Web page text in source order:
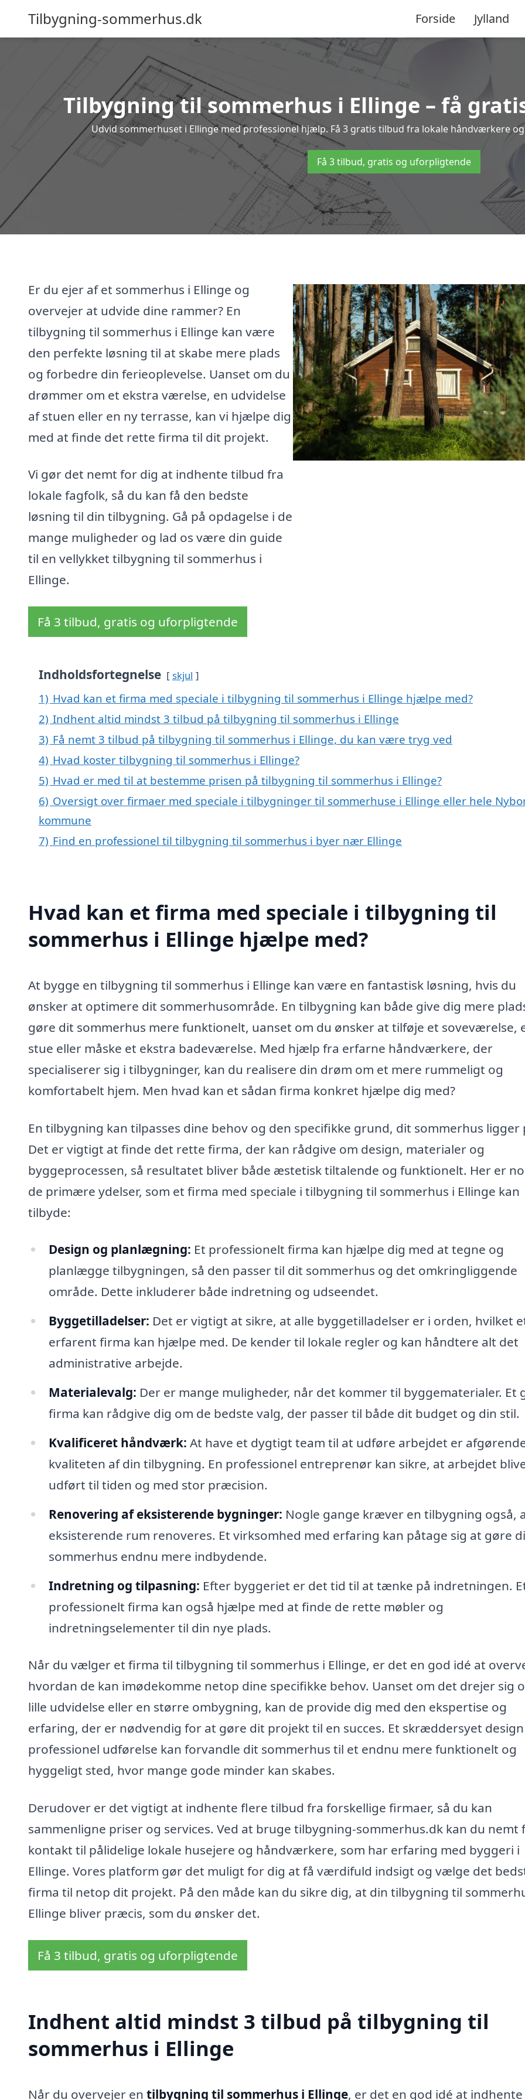
Tilbygning-sommerhus.dk Forside Jylland
Tilbygning til sommerhus i Ellinge – få
Udvid sommerhuset i Ellinge med professionel hjælp. Få 3 gratis tilbud fra lokale håndværkere
Få 3 tilbud, gratis og uforpligtende
Er du ejer af et sommerhus i Ellinge og
overvejer at udvide dine rammer? En
tilbygning til sommerhus i Ellinge kan være
den perfekte løsning til at skabe mere plads
og forbedre din ferieoplevelse. Uanset om du
drømmer om et ekstra værelse, en udvidelse
af stuen eller en ny terrasse, kan vi hjælpe dig
med at finde det rette firma til dit projekt.
Vi gør det nemt for dig at indhente tilbud fra
lokale fagfolk, så du kan få den bedste
løsning til din tilbygning. Gå på opdagelse i de
mange muligheder og lad os være din guide
til en vellykket tilbygning til sommerhus i
Ellinge.
Få 3 tilbud, gratis og uforpligtende
Indholdsfortegnelse skjul
1) Hvad kan et firma med speciale i tilbygning til sommerhus i Ellinge hjælpe med?
2) Indhent altid mindst 3 tilbud på tilbygning til sommerhus i Ellinge
3) Få nemt 3 tilbud på tilbygning til sommerhus i Ellinge, du kan være tryg ved
4) Hvad koster tilbygning til sommerhus i Ellinge?
5) Hvad er med til at bestemme prisen på tilbygning til sommerhus i Ellinge?
6) Oversigt over firmaer med speciale i tilbygninger til sommerhuse i Ellinge eller hele
kommune
7) Find en professionel til tilbygning til sommerhus i byer nær Ellinge
Hvad kan et firma med speciale i tilbygning til
sommerhus i Ellinge hjælpe med?
At bygge en tilbygning til sommerhus i Ellinge kan være en fantastisk løsning, hvis du
ønsker at optimere dit sommerhusområde. En tilbygning kan både give dig mere
gøre dit sommerhus mere funktionelt, uanset om du ønsker at tilføje et soveværelse,
stue eller måske et ekstra badeværelse. Med hjælp fra erfarne håndværkere, der
specialiserer sig i tilbygninger, kan du realisere din drøm om et mere rummeligt og
komfortabelt hjem. Men hvad kan et sådan firma konkret hjælpe dig med?
En tilbygning kan tilpasses dine behov og den specifikke grund, dit sommerhus ligger
Det er vigtigt at finde det rette firma, der kan rådgive om design, materialer og
byggeprocessen, så resultatet bliver både æstetisk tiltalende og funktionelt. Her er
de primære ydelser, som et firma med speciale i tilbygning til sommerhus i Ellinge kan
tilbyde:
Design og planlægning: Et professionelt firma kan hjælpe dig med at tegne og
planlægge tilbygningen, så den passer til dit sommerhus og det omkringliggende
område. Dette inkluderer både indretning og udseendet.
Byggetilladelser: Det er vigtigt at sikre, at alle byggetilladelser er i orden, hvilket
erfarent firma kan hjælpe med. De kender til lokale regler og kan håndtere alt det
administrative arbejde.
Materialevalg: Der er mange muligheder, når det kommer til byggematerialer. Et
firma kan rådgive dig om de bedste valg, der passer til både dit budget og din stil.
Kvalificeret håndværk: At have et dygtigt team til at udføre arbejdet er
kvaliteten af din tilbygning. En professionel entreprenør kan sikre, at arbejdet
udført til tiden og med stor præcision.
Renovering af eksisterende bygninger: Nogle gange kræver en tilbygning også,
eksisterende rum renoveres. Et virksomhed med erfaring kan påtage sig at gøre
sommerhus endnu mere indbydende.
Indretning og tilpasning: Efter byggeriet er det tid til at tænke på indretningen.
professionelt firma kan også hjælpe med at finde de rette møbler og
indretningselementer til din nye plads.
Når du vælger et firma til tilbygning til sommerhus i Ellinge, er det en god idé at
hvordan de kan imødekomme netop dine specifikke behov. Uanset om det drejer sig
lille udvidelse eller en større ombygning, kan de provide dig med den ekspertise og
erfaring, der er nødvendig for at gøre dit projekt til en succes. Et skræddersyet
professionel udførelse kan forvandle dit sommerhus til et endnu mere funktionelt og
hyggeligt sted, hvor mange gode minder kan skabes.
Derudover er det vigtigt at indhente flere tilbud fra forskellige firmaer, så du kan
sammenligne priser og services. Ved at bruge tilbygning-sommerhus.dk kan du nemt
kontakt til pålidelige lokale husejere og håndværkere, som har erfaring med byggeri i
Ellinge. Vores platform gør det muligt for dig at få værdifuld indsigt og vælge det
firma til netop dit projekt. På den måde kan du sikre dig, at din tilbygning til
Ellinge bliver præcis, som du ønsker det.
Få 3 tilbud, gratis og uforpligtende
Indhent altid mindst 3 tilbud på tilbygning til
sommerhus i Ellinge
Når du overvejer en tilbygning til sommerhus i Ellinge, er det en god idé at indhente